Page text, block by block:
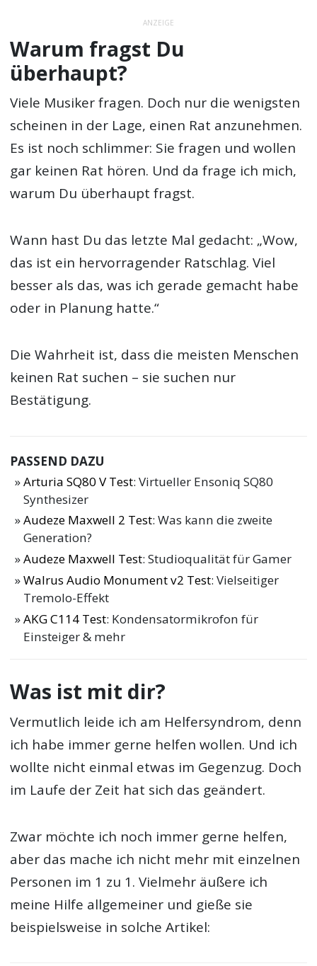
ANZEIGE
Warum fragst Du
überhaupt?
Viele Musiker fragen. Doch nur die wenigsten
scheinen in der Lage, einen Rat anzunehmen.
Es ist noch schlimmer: Sie fragen und wollen
gar keinen Rat hören. Und da frage ich mich,
warum Du überhaupt fragst.
Wann hast Du das letzte Mal gedacht: „Wow,
das ist ein hervorragender Ratschlag. Viel
besser als das, was ich gerade gemacht habe
oder in Planung hatte.“
Die Wahrheit ist, dass die meisten Menschen
keinen Rat suchen – sie suchen nur
Bestätigung.
PASSEND DAZU
Arturia SQ80 V Test: Virtueller Ensoniq SQ80
Synthesizer
Audeze Maxwell 2 Test: Was kann die zweite
Generation?
Audeze Maxwell Test: Studioqualität für Gamer
Walrus Audio Monument v2 Test: Vielseitiger
Tremolo-Effekt
AKG C114 Test: Kondensatormikrofon für
Einsteiger & mehr
Was ist mit dir?
Vermutlich leide ich am Helfersyndrom, denn
ich habe immer gerne helfen wollen. Und ich
wollte nicht einmal etwas im Gegenzug. Doch
im Laufe der Zeit hat sich das geändert.
Zwar möchte ich noch immer gerne helfen,
aber das mache ich nicht mehr mit einzelnen
Personen im 1 zu 1. Vielmehr äußere ich
meine Hilfe allgemeiner und gieße sie
beispielsweise in solche Artikel: